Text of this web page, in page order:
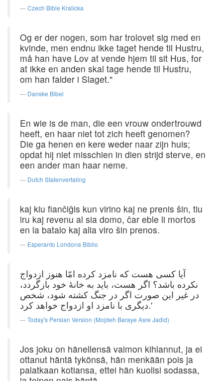
Czech Bible Kralicka
Og er der nogen, som har trolovet sig med en
kvinde, men endnu ikke taget hende til Hustru,
må han have Lov at vende hjem til sit Hus, for
at ikke en anden skal tage hende til Hustru,
om han falder i Slaget."
Danske Bibel
En wie is de man, die een vrouw ondertrouwd
heeft, en haar niet tot zich heeft genomen?
Die ga henen en kere weder naar zijn huis;
opdat hij niet misschien in dien strijd sterve, en
een ander man haar neme.
Dutch Statenvertaling
kaj kiu fianĉiĝis kun virino kaj ne prenis ŝin, tiu
iru kaj revenu al sia domo, ĉar eble li mortos
en la batalo kaj alia viro ŝin prenos.
Esperanto Londona Biblio
آیا کسی هست که نامزد کرده امّا هنوز ازدواج
نکرده باشد؟ اگر هست، باید به خانهٔ خود بازگردد،
در غیر این صورت اگر در جنگ کشته شود، شخص
دیگری با نامزد او ازدواج خواهد کرد.'
Today's Persian Version (Mojdeh Baraye Asre Jadid)
Jos joku on hänellensä vaimon kihlannut, ja ei
ottanut häntä tykönsä, hän menkään pois ja
palatkaan kotiansa, ettei hän kuolisi sodassa,